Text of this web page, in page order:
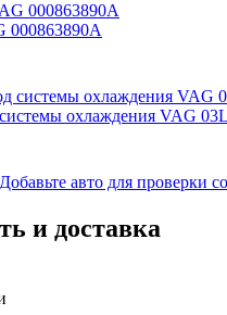
000863890A
охлаждения VAG
Добавьте авто для проверки
и доставка